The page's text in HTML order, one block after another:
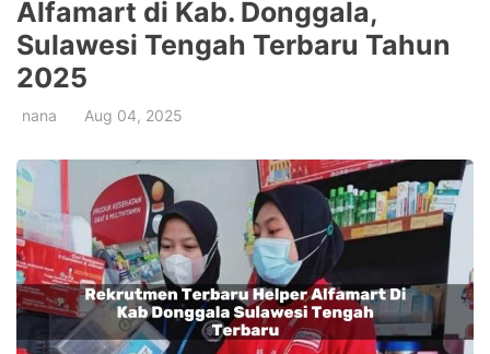
Alfamart di Kab. Donggala,
Sulawesi Tengah Terbaru Tahun
2025
nana Aug 04, 2025